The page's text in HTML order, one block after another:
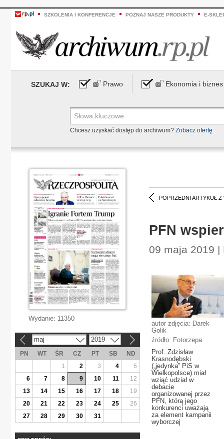
SZKOLENIA I KONFERENCJE POZNAJ NASZE PRODUKTY E-
SZUKAJ W: Prawo Ekonomia i biznes
Chcesz uzyskać dostęp do archiwum? Zobacz ofertę
POPRZEDNI ARTYKUŁ Z
PFN
09 maja 2019 |
autor zdjęcia: Darek
Golik
źródło: Fotorzepa
Prof. Zdzisław
Krasnodębski
(„jedynka” PiS w
Wielkopolsce) miał
wziąć udział w
debacie
organizowanej przez
PFN, którą jego
konkurenci uważają
za element kampanii
wyborczej
Wydanie: 11350
maj 2019
PN WT ŚR CZ PT SB
ND
1
2 3 4
5
6
7 8 9 10 11
12
13
14 15 16 17 18
19
20
21 22 23 24 25
26
27
28 29 30 31